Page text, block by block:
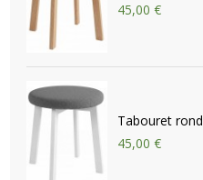
45,00 €
Tabouret
45,00 €